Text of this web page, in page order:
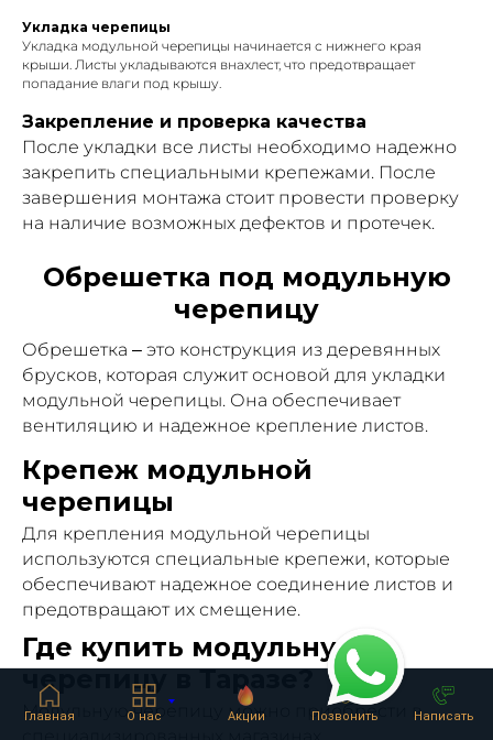
Главная О нас Акции Позвонить Написать
Укладка черепицы
Укладка модульной черепицы начинается с нижнего края
крыши. Листы укладываются внахлест, что предотвращает
попадание влаги под крышу.
Закрепление и проверка качества
После укладки все листы необходимо надежно
закрепить специальными крепежами. После
завершения монтажа стоит провести проверку
на наличие возможных дефектов и протечек.
Обрешетка под модульную
черепицу
Обрешетка – это конструкция из деревянных
брусков, которая служит основой для укладки
модульной черепицы. Она обеспечивает
вентиляцию и надежное крепление листов.
Крепеж модульной
черепицы
Для крепления модульной черепицы
используются специальные крепежи, которые
обеспечивают надежное соединение листов и
предотвращают их смещение.
Где купить модульную
черепицу в Таразе?
Модульную черепицу можно приобрести в